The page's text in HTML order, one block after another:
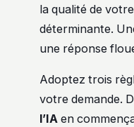
la qualité de
déterminante.
une réponse
Adoptez trois
votre demande.
l’IA en